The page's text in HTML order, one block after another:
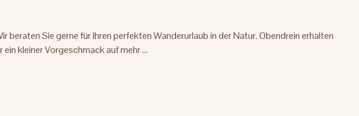
beraten Sie gerne für Ihren perfekten Wanderurlaub in der Natur. Obendrein erhalten
kleiner Vorgeschmack auf mehr ...